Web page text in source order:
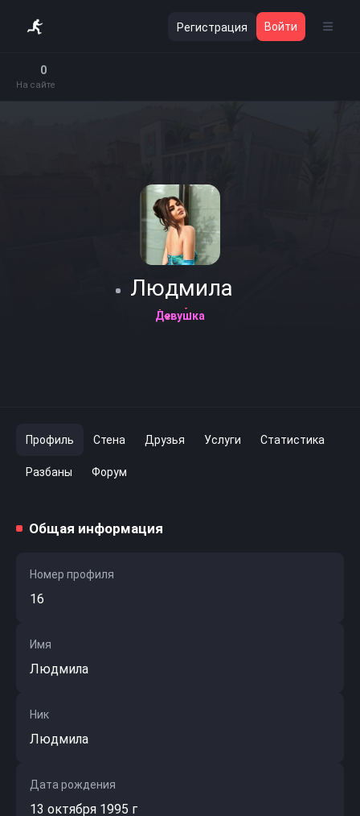
Регистрация Войти
0
На сайте
Людмила
Девушка
Профиль Стена Друзья Услуги Статистика
Разбаны Форум
Общая информация
Номер профиля
16
Имя
Людмила
Ник
Людмила
Дата рождения
13 октября 1995 г